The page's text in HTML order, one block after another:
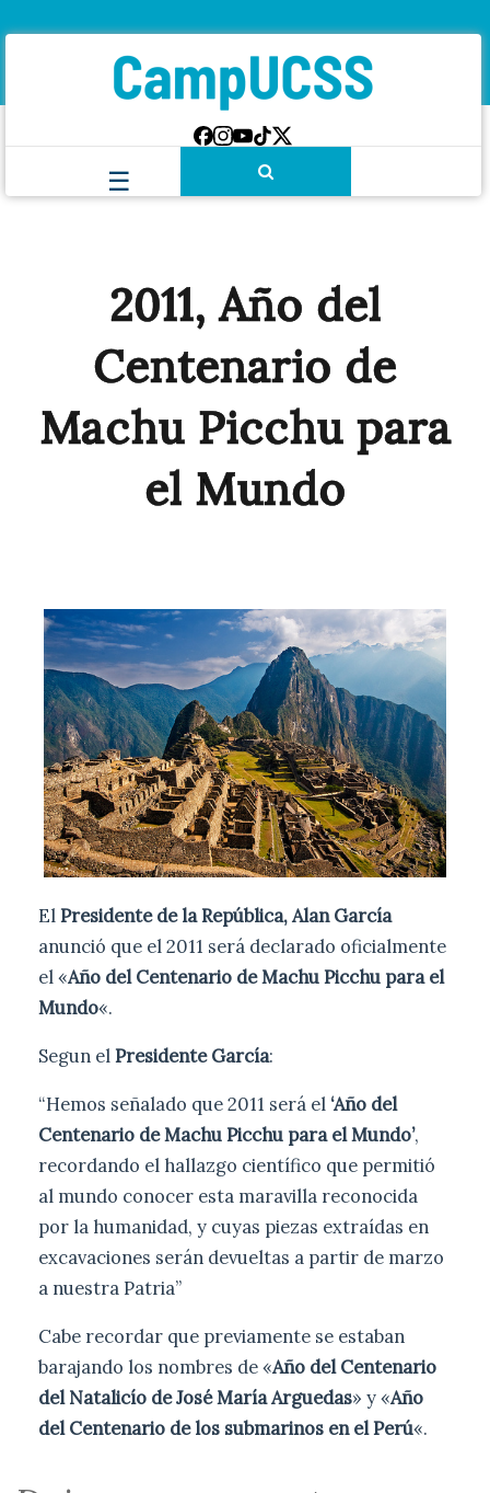
2011, Año del
Centenario de
Machu Picchu para
el Mundo
ElPresidente de la República, Alan García
anunció que el 2011 será declarado oficialmente
el «Año del Centenario de Machu Picchu para el
Mundo«.
Segun elPresidente García:
“Hemos señalado que 2011 será el ‘Año del
Centenario de Machu Picchu para el Mundo’,
recordando el hallazgo científico que permitió
al mundo conocer esta maravilla reconocida
por la humanidad, y cuyas piezas extraídas en
excavaciones serán devueltas a partir de marzo
a nuestra Patria”
Cabe recordar que previamente se estaban
barajando los nombres de «Año del Centenario
del Natalicío de José María Arguedas» y «Año
del Centenario de los submarinos en el Perú«.